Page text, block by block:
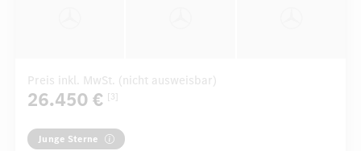
Preis inkl. MwSt. (nicht ausweisbar)
26.450 € [3]
Junge Sterne